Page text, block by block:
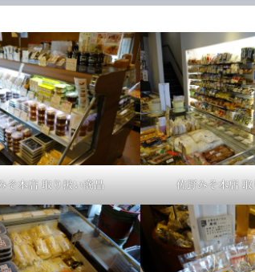
そ本店 取り扱い商品 佐野みそ本店